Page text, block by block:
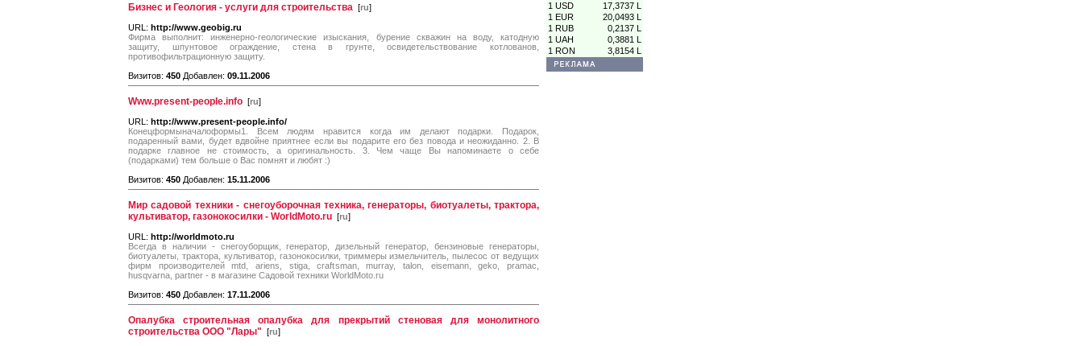
1 USD
17,3737 L
1 EUR
20,0493 L
1 RUB
0,2137 L
1 UAH
0,3881 L
1 RON
3,8154 L
Бизнес и Геология - услуги для строительства [ru]
URL: http://www.geobig.ru
Фирма выполнит: инженерно-геологические изыскания, бурение скважин на воду, катодную
защиту, шпунтовое ограждение, стена в грунте, освидетельствование котлованов,
противофильтрационную защиту.
Визитов: 450 Добавлен: 09.11.2006
Www.present-people.info [ru]
URL: http://www.present-people.info/
Конецформыначалоформы1. Всем людям нравится когда им делают подарки. Подарок,
подаренный вами, будет вдвойне приятнее если вы подарите его без повода и неожиданно. 2. В
подарке главное не стоимость, а оригинальность. 3. Чем чаще Вы напоминаете о себе
(подарками) тем больше о Вас помнят и любят :)
Визитов: 450 Добавлен: 15.11.2006
Мир садовой техники - снегоуборочная техника, генераторы, биотуалеты, трактора,
культиватор, газонокосилки - WorldMoto.ru [ru]
URL: http://worldmoto.ru
Всегда в наличии - снегоуборщик, генератор, дизельный генератор, бензиновые генераторы,
биотуалеты, трактора, культиватор, газонокосилки, триммеры измельчитель, пылесос от ведущих
фирм производителей mtd, ariens, stiga, craftsman, murray, talon, eisemann, geko, pramac,
husqvarna, partner - в магазине Садовой техники WorldMoto.ru
Визитов: 450 Добавлен: 17.11.2006
Опалубка строительная опалубка для прекрытий стеновая для монолитного
строительства ООО "Лары" [ru]